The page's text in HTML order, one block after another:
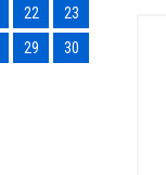
22
23
29 30